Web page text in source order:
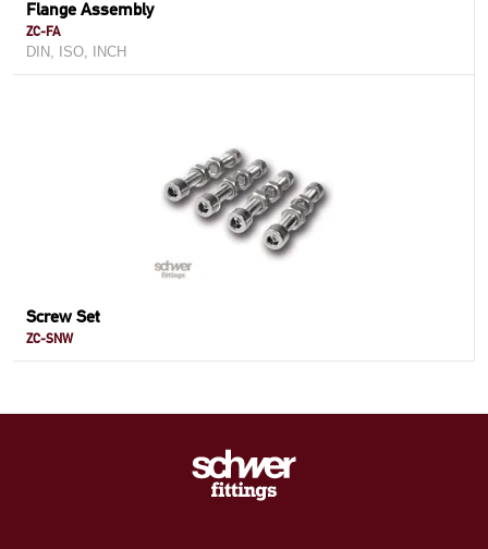
Flange Assembly
ZC-FA
DIN, ISO, INCH
Screw Set
ZC-SNW